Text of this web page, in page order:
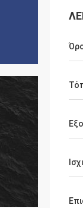
θα